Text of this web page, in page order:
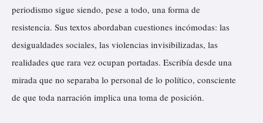
periodismo sigue siendo, pese a todo, una forma de
resistencia. Sus textos abordaban cuestiones incómodas: las
desigualdades sociales, las violencias invisibilizadas, las
realidades que rara vez ocupan portadas. Escribía desde una
mirada que no separaba lo personal de lo político, consciente
de que toda narración implica una toma de posición.